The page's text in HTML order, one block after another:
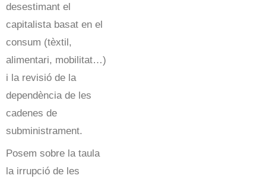
desestimant el
capitalista basat en el
consum (tèxtil,
alimentari, mobilitat…)
i la revisió de la
dependència de les
cadenes de
subministrament.
Posem sobre la taula
la irrupció de les